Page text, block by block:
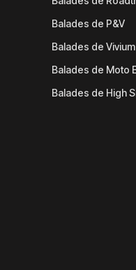
Balades de P&V
Balades de Vivium
Balades de Moto
Balades de High